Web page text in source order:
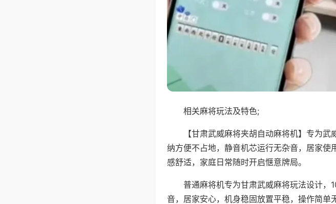
相关麻将玩法及特色;
【甘肃武威麻将夹胡自动麻将机】专为
纳方便不占地，静音机芯运行无杂音，居家
感舒适，家庭日常随时开启惬意牌局。
普通麻将机专为甘肃武威麻将玩法设计
音，居家安心，机身稳固放置平稳，操作简单